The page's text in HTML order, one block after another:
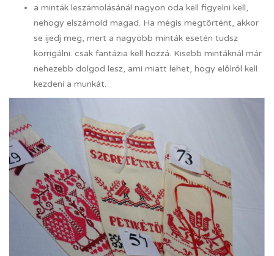
a minták leszámolásánál nagyon oda kell figyelni kell,
nehogy elszámold magad. Ha mégis megtörtént, akkor
se ijedj meg, mert a nagyobb minták esetén tudsz
korrigálni. csak fantázia kell hozzá. Kisebb mintáknál már
nehezebb dolgod lesz, ami miatt lehet, hogy előlről kell
kezdeni a munkát.